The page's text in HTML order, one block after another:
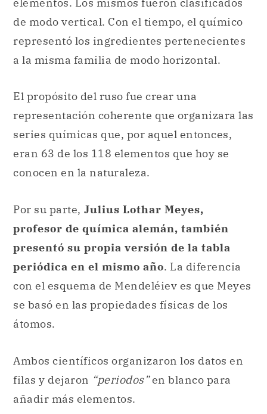
El propósito del ruso fue crear una
representación coherente que organizara las
series químicas que, por aquel entonces,
conocen en la naturaleza.
Por su parte,Julius Lothar Meyes,
profesor de química alemán, también
presentó su propia versión de la tabla
con el esquema de Mendeléiev es que Meyes
se basó en las propiedades físicas de los
átomos.
Ambos científicos organizaron los datos en
filas y dejaron“periodos”en blanco para
añadir más elementos.
Tiempo después, Mendeléiev lanzó una
nueva versión de la tabla periódica, la cual
agrupaba los ingredientes de la naturaleza